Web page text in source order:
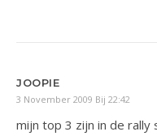
JOOPIE
3 November 2009 Bij 22:42
mijn top 3 zijn in de